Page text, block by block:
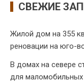
СВЕЖИЕ
Жилой дом на 355
реновации на юго-
В домах на севере
для маломобильных